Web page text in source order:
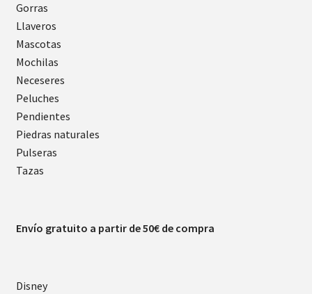
Gorras
Llaveros
Mascotas
Mochilas
Neceseres
Peluches
Pendientes
Piedras naturales
Pulseras
Tazas
Envío gratuito a partir de 50€ de compra
Disney